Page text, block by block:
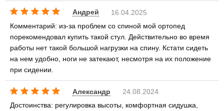
Андрей
16.04.2025
Комментарий: из-за проблем со спиной мой ортопед
порекомендовал купить такой стул. Действительно во время
работы нет такой большой нагрузки на спину. Кстати сидеть
на нем удобно, ноги не затекают, несмотря на их положение
при сидении.
Александр
24.08.2024
Достоинства: регулировка высоты, комфортная сидушка,